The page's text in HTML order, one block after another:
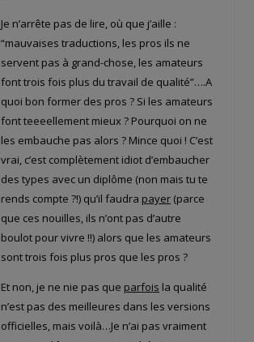
Je n’arrête pas de lire, où que j’aille :
“mauvaises traductions, les pros ils ne
servent pas à grand-chose, les amateurs
font trois fois plus du travail de qualité”….A
quoi bon former des pros ? Si les amateurs
font teeeellement mieux ? Pourquoi on ne
les embauche pas alors ? Mince quoi ! C’est
vrai, c’est complètement idiot d’embaucher
des types avec un diplôme (non mais tu te
rends compte ?!) qu’il faudra payer (parce
que ces nouilles, ils n’ont pas d’autre
boulot pour vivre !!) alors que les amateurs
sont trois fois plus pros que les pros ?
Et non, je ne nie pas que parfois la qualité
n’est pas des meilleures dans les versions
officielles, mais voilà…Je n’ai pas vraiment